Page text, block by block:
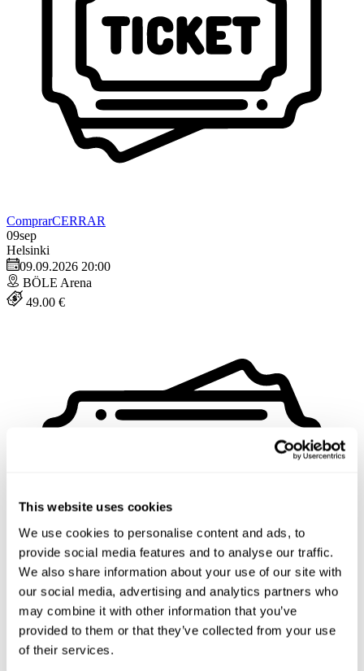
This website uses cookies
We use cookies to personalise content and ads, to
provide social media features and to analyse our traffic.
We also share information about your use of our site with
our social media, advertising and analytics partners who
may combine it with other information that you’ve
provided to them or that they’ve collected from your use
of their services.
ComprarCERRAR
09sep
Helsinki
09.09.2026 20:00
BÖLE Arena
49.00 €